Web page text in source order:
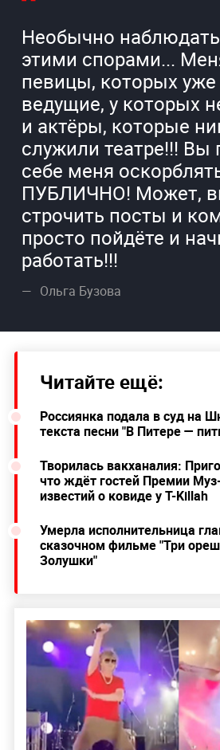
Необычно
этими спорами...
певицы, которых
ведущие, у которых
и актёры, которые
служили театре!!! Вы
себе меня
ПУБЛИЧНО! Может,
строчить посты и
просто пойдёте и
работать!!!
Ольга Бузова
Читайте ещё:
Россиянка подала в суд на
текста песни "В Питере —
Творилась вакханалия:
что ждёт гостей Премии
известий о ковиде у Т-Killah
Умерла исполнительница
сказочном фильме "Три
Золушки"